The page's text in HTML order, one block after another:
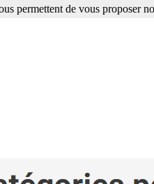
permettent de vous proposer